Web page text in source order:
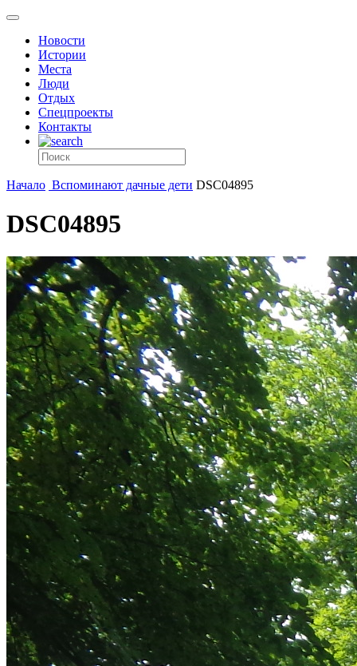
Новости
Истории
Места
Люди
Отдых
Спецпроекты
Контакты
Начало Вспоминают дачные дети DSC04895
DSC04895